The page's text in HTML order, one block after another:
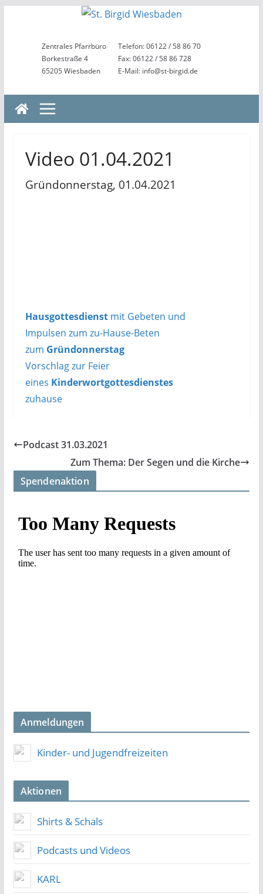
springenZentrales Pfarrbüro
Borkestraße 4
65205 Wiesbaden
Telefon: 06122 / 58 86 70
Fax: 06122 / 58 86 728
E-Mail: info@st-birgid.de
Video 01.04.2021
Gründonnerstag, 01.04.2021
Hausgottesdienstmit Gebeten und
Impulsen zum zu-Hause-Beten
zum Gründonnerstag
Vorschlag zur Feier
eines Kinderwort­gottesdienstes
zuhause
Podcast 31.03.2021
Zum Thema: Der Segen und die Kirche
Spendenaktion
Anmeldungen
Kinder- und Jugendfreizeiten
Aktionen
Shirts & Schals
Podcasts und Videos
KARL